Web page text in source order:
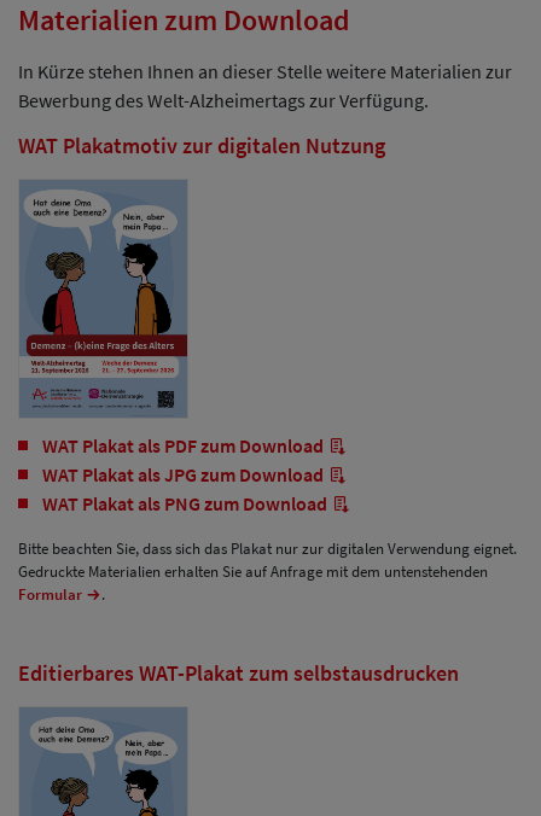
Materialien zum Download
In Kürze stehen Ihnen an dieser Stelle weitere Materialien zur
Bewerbung des Welt-Alzheimertags zur Verfügung.
WAT Plakatmotiv zur digitalen Nutzung
WAT Plakat als PDF zum Download
WAT Plakat als JPG zum Download
WAT Plakat als PNG zum Download
Bitte beachten Sie, dass sich das Plakat nur zur digitalen Verwendung eignet.
Gedruckte Materialien erhalten Sie auf Anfrage mit dem untenstehenden
Formular
.
Editierbares WAT-Plakat zum selbstausdrucken